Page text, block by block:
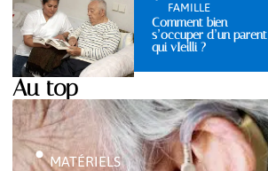
FAMILLE
Comment bien
s’occuper d’un parent
qui vIeilli ?
Au top
MATÉRIELS